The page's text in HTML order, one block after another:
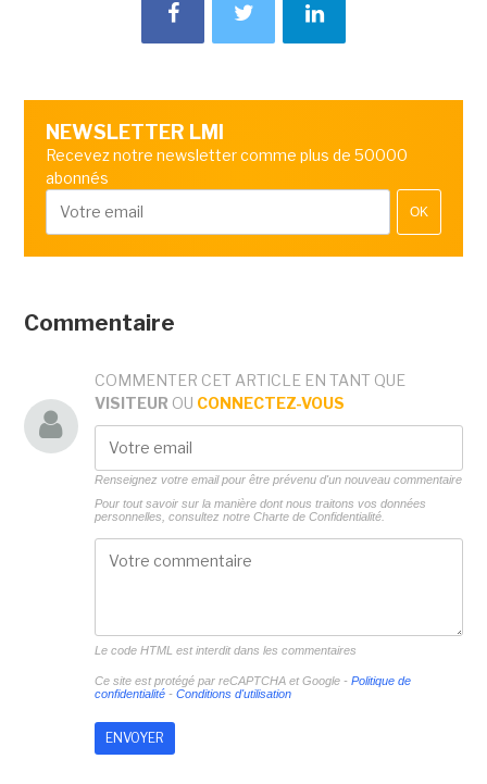
NEWSLETTER LMI
Recevez notre newsletter comme plus de 50000
abonnés
OK
Commentaire
COMMENTER CET ARTICLE EN TANT QUE
VISITEUR OU CONNECTEZ-VOUS
Renseignez votre email pour être prévenu d'un nouveau commentaire
Pour tout savoir sur la manière dont nous traitons vos données
personnelles, consultez notre Charte de Confidentialité.
Le code HTML est interdit dans les commentaires
Ce site est protégé par reCAPTCHA et Google - Politique de
confidentialité- Conditions d'utilisation